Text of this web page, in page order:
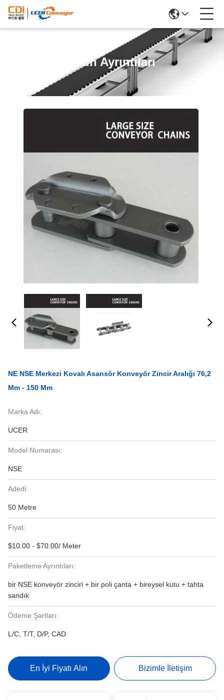
Ürün Ayrıntıları
NE NSE Merkezi Kovalı Asansör Konveyör Zincir Aralığı 76,2
Mm - 150 Mm
Marka Adı:
UCER
Model Numarası:
NSE
Adedi:
50 Metre
Fiyat:
$10.00 - $70.00/ Meter
Paketleme Ayrıntıları:
bir NSE konveyör zinciri + bir poli çanta + bireysel kutu + tahta
sandık
Ödeme Şartları:
L/C, T/T, D/P, CAD
En İyi Fiyatı Alın Bizimle İletişim